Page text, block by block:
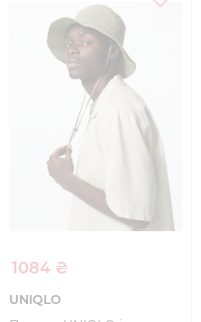
1084 ₴
UNIQLO